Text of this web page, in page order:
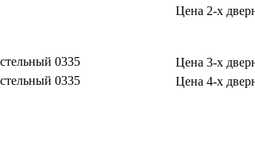
Цена 2-х
Цена 3-х
Цена 4-х